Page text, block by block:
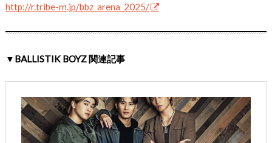
http://r.tribe-m.jp/bbz_arena_2025/
▼BALLISTIK BOYZ 関連記事